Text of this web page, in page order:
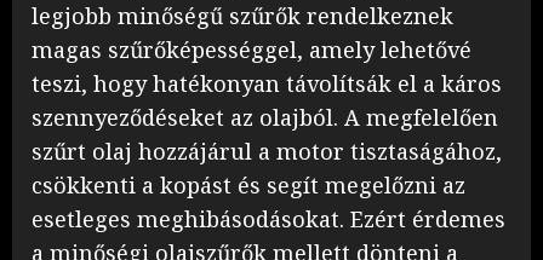
legjobb minőségű szűrők rendelkeznek
magas szűrőképességgel, amely lehetővé
teszi, hogy hatékonyan távolítsák el a káros
szennyeződéseket az olajból. A megfelelően
szűrt olaj hozzájárul a motor tisztaságához,
csökkenti a kopást és segít megelőzni az
esetleges meghibásodásokat. Ezért érdemes
a minőségi olajszűrők mellett dönteni a